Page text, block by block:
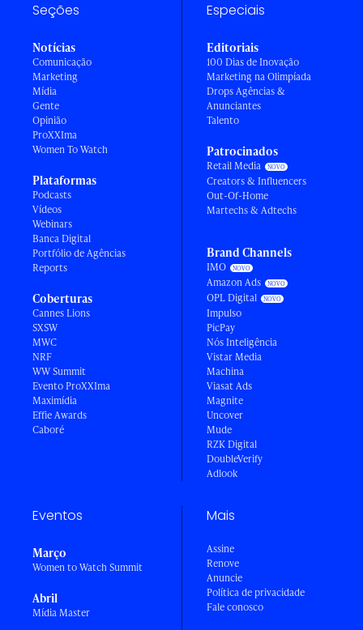
Seções
Notícias
Comunicação
Marketing
Mídia
Gente
Opinião
ProXXIma
Women To Watch
Plataformas
Podcasts
Vídeos
Webinars
Banca Digital
Portfólio de Agências
Reports
Coberturas
Cannes Lions
SXSW
MWC
NRF
WW Summit
Evento ProXXIma
Maximídia
Effie Awards
Caboré
Especiais
Editoriais
100 Dias de Inovação
Marketing na Olimpíada
Drops Agências &
Anunciantes
Talento
Patrocinados
Retail Media
Creators & Influencers
Out-Of-Home
Martechs & Adtechs
Brand Channels
IMO
Amazon Ads
OPL Digital
Impulso
PicPay
Nós Inteligência
Vistar Media
Machina
Viasat Ads
Magnite
Uncover
Mude
RZK Digital
DoubleVerify
Adlook
Eventos
Março
Women to Watch Summit
Abril
Mídia Master
Mais
Assine
Renove
Anuncie
Política de privacidade
Fale conosco